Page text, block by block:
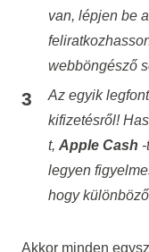
van, lépjen be a
webböngésző
Az egyik
kifizetésről!
t, Apple Cash
legyen
hogy
Akkor minden